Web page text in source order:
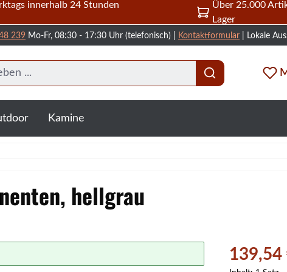
innerhalb 24 Stunden
Über 25.000
Lager
239 Mo-Fr, 08:30 - 17:30 Uhr (telefonisch) | Kontaktformular | Lokale
Kamine
hellgrau
139,54